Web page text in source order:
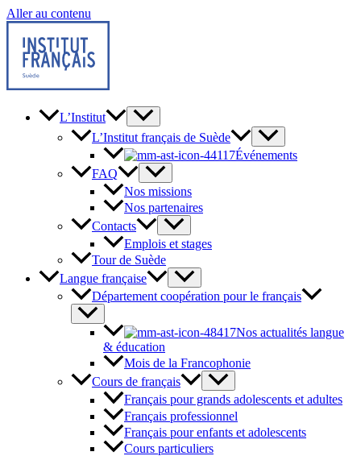
Aller au contenu
L’Institut
L’Institut français de Suède
Événements
FAQ
Nos missions
Nos partenaires
Contacts
Emplois et stages
Tour de Suède
Langue française
Département coopération pour le français
Nos actualités langue
& éducation
Mois de la Francophonie
Cours de français
Français pour grands adolescents et adultes
Français professionnel
Français pour enfants et adolescents
Cours particuliers